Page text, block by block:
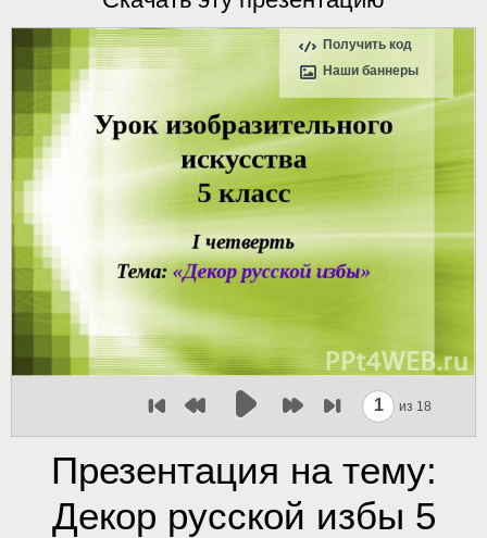
Получить код
Наши баннеры
1 из 18
Презентация на тему:
Декор русской избы 5